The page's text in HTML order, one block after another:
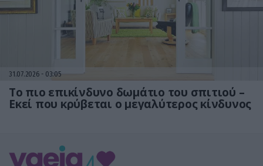
31.07.2026 03:05
Το πιο επικίνδυνο δωμάτιο του σπιτιού –
Εκεί που κρύβεται ο μεγαλύτερος κίνδυνος